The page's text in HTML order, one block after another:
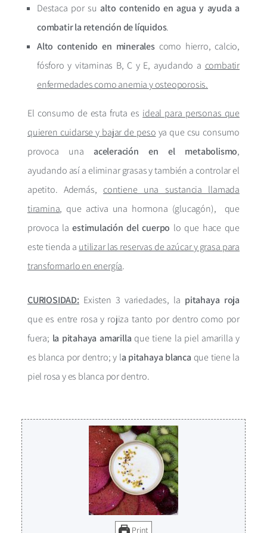
Destaca por sualto contenido en agua y ayuda a
combatir la retención de líquidos.
Alto contenido en mineralescomo hierro, calcio,
fósforo y vitaminas B, C y E, ayudando a combatir
enfermedades como anemia y osteoporosis.
El consumo de esta fruta es ideal para personas que
quieren cuidarse y bajar de peso ya que csu consumo
provoca una aceleración en el metabolismo,
ayudando así a eliminar grasas y también a controlar el
apetito. Además, contiene una sustancia llamada
tiramina, que activa una hormona (glucagón), que
provoca laestimulación del cuerpo lo que hace que
este tienda a utilizar las reservas de azúcar y grasa para
transformarlo en energía.
CURIOSIDAD: Existen 3 variedades, la pitahaya roja
que es entre rosa y rojiza tanto por dentro como por
fuera; la pitahaya amarilla que tiene la piel amarilla y
es blanca por dentro; y la pitahaya blanca que tiene la
piel rosa y es blanca por dentro.
Print